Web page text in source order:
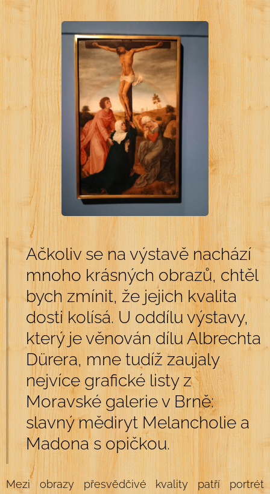
Ačkoliv se na výstavě nachází
mnoho krásných obrazů, chtěl
bych zmínit, že jejich kvalita
dosti kolísá. U oddílu výstavy,
který je věnován dílu Albrechta
Dürera, mne tudíž zaujaly
nejvíce grafické listy z
Moravské galerie v Brně:
slavný mědiryt Melancholie a
Madona s opičkou.
Mezi obrazy přesvědčivé kvality patří portrét